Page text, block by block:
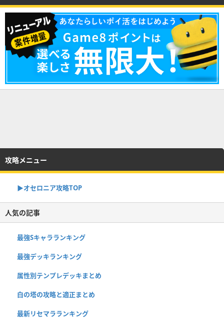
攻略メニュー
▶︎オセロニア攻略TOP
人気の記事
最強Sキャラランキング
最強デッキランキング
属性別テンプレデッキまとめ
白の塔の攻略と適正まとめ
最新リセマラランキング